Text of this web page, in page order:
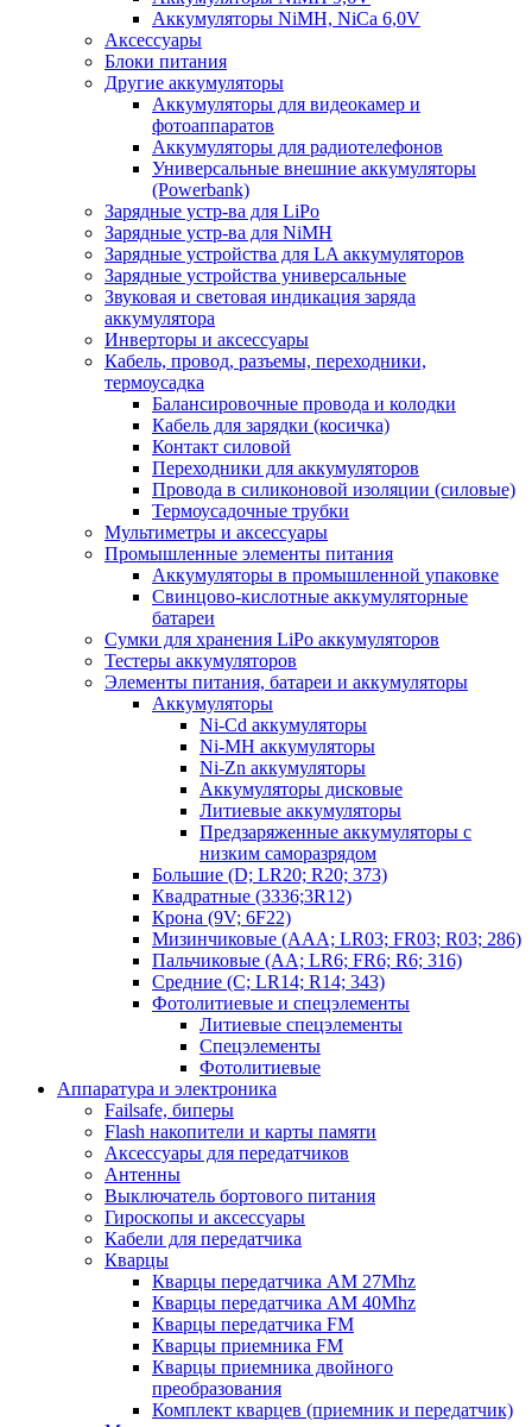
Аккумуляторы NiMH, NiCa 6,0V
Аксессуары
Блоки питания
Другие аккумуляторы
Аккумуляторы для видеокамер и
фотоаппаратов
Аккумуляторы для радиотелефонов
Универсальные внешние аккумуляторы
(Powerbank)
Зарядные устр-ва для LiPo
Зарядные устр-ва для NiMH
Зарядные устройства для LA аккумуляторов
Зарядные устройства универсальные
Звуковая и световая индикация заряда
аккумулятора
Инверторы и аксессуары
Кабель, провод, разъемы, переходники,
термоусадка
Балансировочные провода и колодки
Кабель для зарядки (косичка)
Контакт силовой
Переходники для аккумуляторов
Провода в силиконовой изоляции (силовые)
Термоусадочные трубки
Мультиметры и аксессуары
Промышленные элементы питания
Аккумуляторы в промышленной упаковке
Свинцово-кислотные аккумуляторные
батареи
Сумки для хранения LiPo аккумуляторов
Тестеры аккумуляторов
Элементы питания, батареи и аккумуляторы
Аккумуляторы
Ni-Cd аккумуляторы
Ni-MH аккумуляторы
Ni-Zn аккумуляторы
Аккумуляторы дисковые
Литиевые аккумуляторы
Предзаряженные аккумуляторы с
низким саморазрядом
Большие (D; LR20; R20; 373)
Квадратные (3336;3R12)
Крона (9V; 6F22)
Мизинчиковые (AAA; LR03; FR03; R03; 286)
Пальчиковые (AA; LR6; FR6; R6; 316)
Средние (C; LR14; R14; 343)
Фотолитиевые и спецэлементы
Литиевые спецэлементы
Спецэлементы
Фотолитиевые
Аппаратура и электроника
Failsafe, биперы
Flash накопители и карты памяти
Аксессуары для передатчиков
Антенны
Выключатель бортового питания
Гироскопы и аксессуары
Кабели для передатчика
Кварцы
Кварцы передатчика AM 27Mhz
Кварцы передатчика AM 40Mhz
Кварцы передатчика FM
Кварцы приемника FM
Кварцы приемника двойного
преобразования
Комплект кварцев (приемник и передатчик)